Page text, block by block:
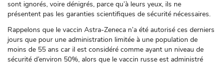
sont ignorés, voire dénigrés, parce qu’à leurs yeux, ils ne
présentent pas les garanties scientifiques de sécurité nécessaires.
Rappelons que le vaccin Astra-Zeneca n’a été autorisé ces derniers
jours que pour une administration limitée à une population de
moins de 55 ans car il est considéré comme ayant un niveau de
sécurité d’environ 50%, alors que le vaccin russe est administré